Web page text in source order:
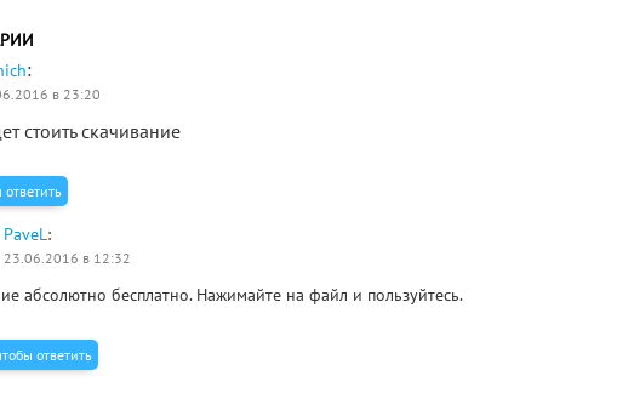
:
в 23:20
стоить скачивание
ответить
PaveL:
23.06.2016 в 12:32
абсолютно бесплатно. Нажимайте на файл и пользуйтесь.
ответить